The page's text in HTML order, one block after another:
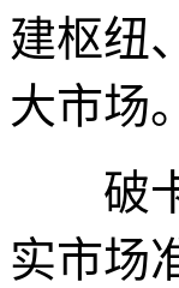
建枢纽
大市场。
破卡
实市场